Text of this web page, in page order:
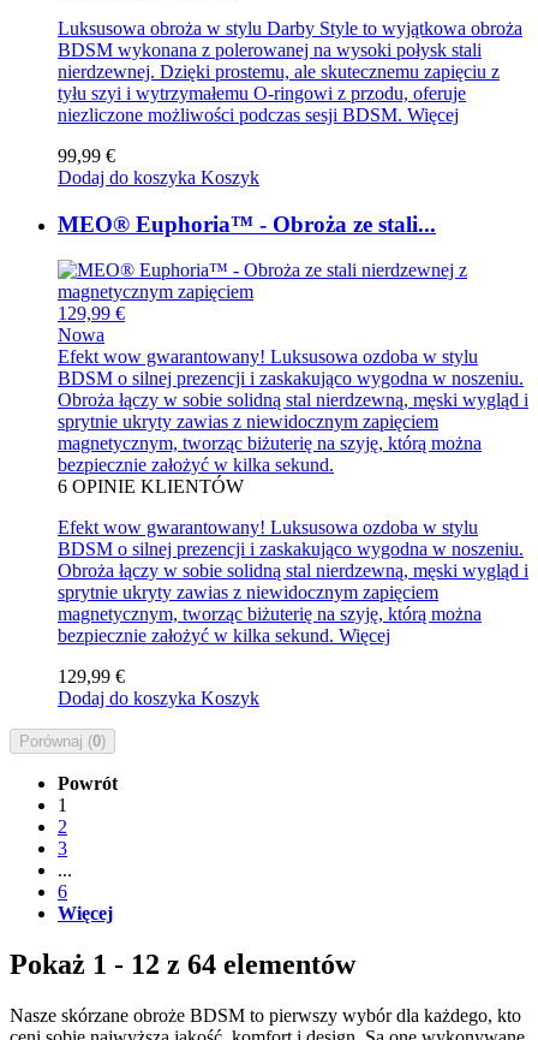
Luksusowa obroża w stylu Darby Style to wyjątkowa obroża
BDSM wykonana z polerowanej na wysoki połysk stali
nierdzewnej. Dzięki prostemu, ale skutecznemu zapięciu z
tyłu szyi i wytrzymałemu O-ringowi z przodu, oferuje
niezliczone możliwości podczas sesji BDSM. Więcej
99,99 €
Dodaj do koszyka Koszyk
MEO® Euphoria™ - Obroża ze stali...
129,99 €
Nowa
Efekt wow gwarantowany! Luksusowa ozdoba w stylu
BDSM o silnej prezencji i zaskakująco wygodna w noszeniu.
Obroża łączy w sobie solidną stal nierdzewną, męski wygląd i
sprytnie ukryty zawias z niewidocznym zapięciem
magnetycznym, tworząc biżuterię na szyję, którą można
bezpiecznie założyć w kilka sekund.
6 OPINIE KLIENTÓW
Efekt wow gwarantowany! Luksusowa ozdoba w stylu
BDSM o silnej prezencji i zaskakująco wygodna w noszeniu.
Obroża łączy w sobie solidną stal nierdzewną, męski wygląd i
sprytnie ukryty zawias z niewidocznym zapięciem
magnetycznym, tworząc biżuterię na szyję, którą można
bezpiecznie założyć w kilka sekund. Więcej
129,99 €
Dodaj do koszyka Koszyk
Porównaj (0)
Powrót
1
2
3
...
6
Więcej
Pokaż 1 - 12 z 64 elementów
Nasze skórzane obroże BDSM to pierwszy wybór dla każdego, kto